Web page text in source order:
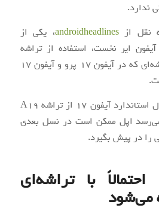
ندارد.
نقل ازandroidheadlines، یکی از
آیفون ایر نخست، استفاده از تراشه
A19 Pro بود؛ همان تراشه‌ای که در آیفون ۱۷ پرو و آیفون ۱۷
این در حالی است که مدل استاندارد آیفون ۱۷ از تراشه A19
می‌رسد اپل ممکن است در نسل بعدی
را در پیش بگیرد.
آیفون ایر 2 احتمالاً با تراشه‌ای
می‌شود